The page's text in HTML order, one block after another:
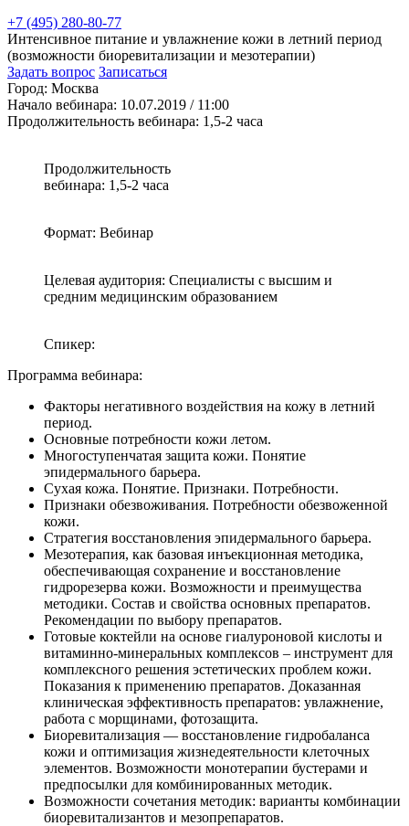
+7 (495) 280-80-77
Интенсивное питание и увлажнение кожи в летний период
(возможности биоревитализации и мезотерапии)
Задать вопрос Записаться
Город: Москва
Начало вебинара: 10.07.2019 / 11:00
Продолжительность вебинара: 1,5-2 часа
Продолжительность
вебинара: 1,5-2 часа
Формат: Вебинар
Целевая аудитория: Специалисты с высшим и
средним медицинским образованием
Спикер:
Программа вебинара:
Факторы негативного воздействия на кожу в летний
период.
Основные потребности кожи летом.
Многоступенчатая защита кожи. Понятие
эпидермального барьера.
Сухая кожа. Понятие. Признаки. Потребности.
Признаки обезвоживания. Потребности обезвоженной
кожи.
Стратегия восстановления эпидермального барьера.
Мезотерапия, как базовая инъекционная методика,
обеспечивающая сохранение и восстановление
гидрорезерва кожи. Возможности и преимущества
методики. Состав и свойства основных препаратов.
Рекомендации по выбору препаратов.
Готовые коктейли на основе гиалуроновой кислоты и
витаминно-минеральных комплексов – инструмент для
комплексного решения эстетических проблем кожи.
Показания к применению препаратов. Доказанная
клиническая эффективность препаратов: увлажнение,
работа с морщинами, фотозащита.
Биоревитализация — восстановление гидробаланса
кожи и оптимизация жизнедеятельности клеточных
элементов. Возможности монотерапии бустерами и
предпосылки для комбинированных методик.
Возможности сочетания методик: варианты комбинации
биоревитализантов и мезопрепаратов.